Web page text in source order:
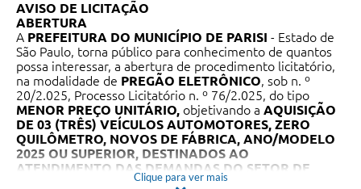
AVISO DE LICITAÇÃO
ABERTURA
A PREFEITURA DO MUNICÍPIO DE PARISI - Estado de
São Paulo, torna público para conhecimento de quantos
possa interessar, a abertura de procedimento licitatório,
na modalidade de PREGÃO ELETRÔNICO, sob n. º
20/2.025, Processo Licitatório n. º 76/2.025, do tipo
MENOR PREÇO UNITÁRIO, objetivando a AQUISIÇÃO
DE 03 (TRÊS) VEÍCULOS AUTOMOTORES, ZERO
QUILÔMETRO, NOVOS DE FÁBRICA, ANO/MODELO
2025 OU SUPERIOR, DESTINADOS AO
ATENDIMENTO DAS DEMANDAS DO SETOR DE
SAÚDE DO MUNICÍPIO DE PARISI/SP, CONFORME
Clique para ver mais